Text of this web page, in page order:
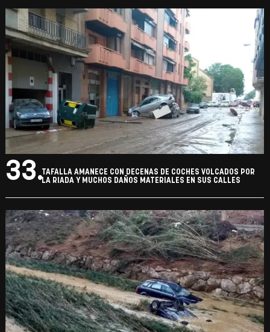
33.TAFALLA AMANECE CON DECENAS DE COCHES VOLCADOS POR
LA RIADA Y MUCHOS DAÑOS MATERIALES EN SUS CALLES